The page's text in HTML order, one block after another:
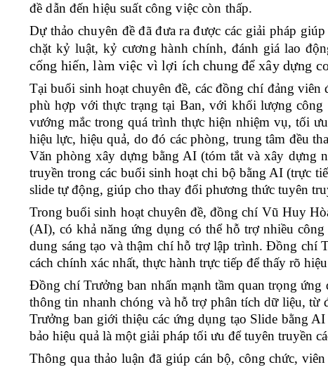
đề dẫn đến hiệu suất công việc còn thấp.
Dự thảo chuyên đề đã đưa ra được các giải pháp
chặt kỷ luật, kỷ cương hành chính, đánh giá lao
cống hiến, làm việc vì lợi ích chung để xây dựng
Tại buổi sinh hoạt chuyên đề, các đồng chí đảng
phù hợp với thực trạng tại Ban, với khối lượng công
vướng mắc trong quá trình thực hiện nhiệm vụ, tối
hiệu lực, hiệu quả, do đó các phòng, trung tâm đều
Văn phòng xây dựng bằng AI (tóm tắt và xây dựng
truyền trong các buổi sinh hoạt chi bộ bằng AI (trực
slide tự động, giúp cho thay đổi phương thức tuyên
Trong buổi sinh hoạt chuyên đề, đồng chí Vũ Huy
(AI), có khả năng ứng dụng có thể hỗ trợ nhiều
dung sáng tạo và thậm chí hỗ trợ lập trình. Đồng chí
cách chính xác nhất, thực hành trực tiếp để thấy rõ
Đồng chí Trưởng ban nhấn mạnh tầm quan trọng
thông tin nhanh chóng và hỗ trợ phân tích dữ liệu, từ
Trưởng ban giới thiệu các ứng dụng tạo Slide bằng
bảo hiệu quả là một giải pháp tối ưu để tuyên truyền
Thông qua thảo luận đã giúp cán bộ, công chức,